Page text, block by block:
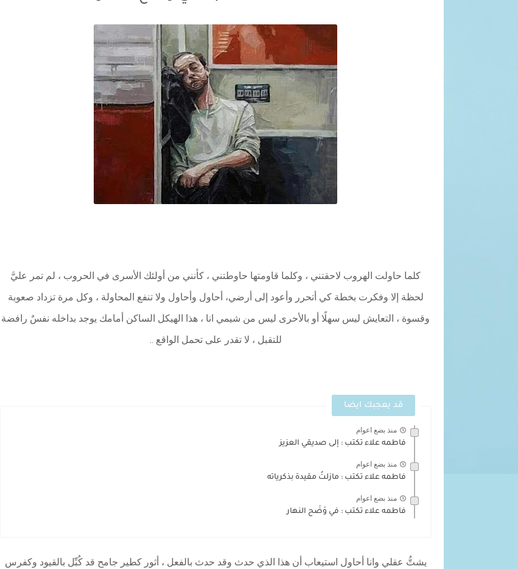
كلما حاولت الهروب لاحقتني ، وكلما قاومتها حاوطتني ، كأنني من أولئك الأسرى في الحروب ، لم تمر عليَّ
لحظة إلا وفكرت بخطة كي أتحرر وأعود إلى أرضي، أحاول وأحاول ولا تنفع المحاولة ، وكل مرة تزداد صعوبة
وقسوة ، التعايش ليس سهلًا أو بالأحرى ليس من شيمي انا ، هذا الهيكل الساكن أمامك يوجد بداخله نفسٌ رافضة
للتقبل ، لا تقدر على تحمل الواقع ..
قد يعجبك ايضا
منذ بضع اعوام
فاطمه علاء تكتب : إلى صديقي العزيز
منذ بضع اعوام
فاطمه علاء تكتب : مازلتُ مقيدة بذكرياته
منذ بضع اعوام
فاطمه علاء تكتب : في وَضَح النهار
يشتُّ عقلي وانا أحاول استيعاب أن هذا الذي حدث وقد حدث بالفعل ، أثور كطير جامح قد كُبِّل بالقيود وكفرس